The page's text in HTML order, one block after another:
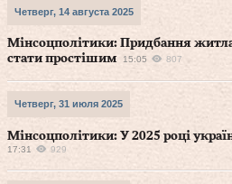
Четверг, 14 августа 2025
Мінсоцполітики: Придбання
стати простішим
15:05 807
Четверг, 31 июля 2025
Мінсоцполітики: У 2025 році
17:31 929